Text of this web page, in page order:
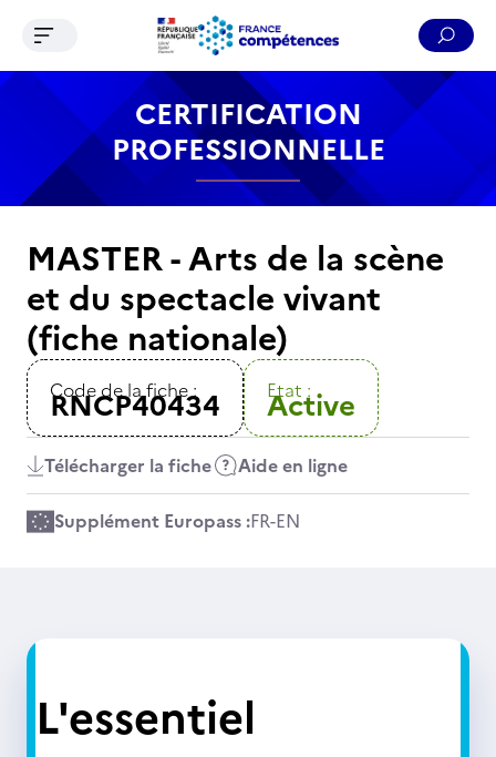
Contenu Recherche Menu Pied de page
Ouvrir le menu de navigation
CERTIFICATION
PROFESSIONNELLE
MASTER - Arts de la scène
et du spectacle vivant
(fiche nationale)
Code de la fiche :
RNCP40434 Etat :
Active
Télécharger la fiche Aide en ligne
Supplément Europass :FR-EN
L'essentiel